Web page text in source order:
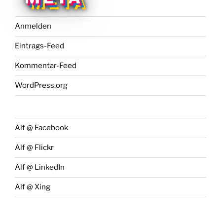
Anmelden
Eintrags-Feed
Kommentar-Feed
WordPress.org
Alf @ Facebook
Alf @ Flickr
Alf @ LinkedIn
Alf @ Xing